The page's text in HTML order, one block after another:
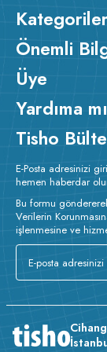
üretilen, özel
Ürünün kumaş m
Detayları :
insan sağlığına
maksimum 30 C
Kurutma
Önemli
Üye
Yardıma
Tisho
E-Posta adresinizi
hemen haberdar
Bu formu
Verilerin
işlenmesine ve